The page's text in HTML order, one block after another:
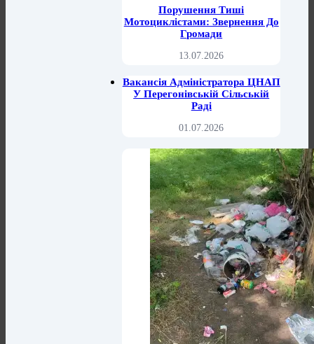
Порушення Тиші
Мотоциклістами: Звернення До
Громади
13.07.2026
Вакансія Адміністратора ЦНАП
У Перегонівській Сільській
Раді
01.07.2026